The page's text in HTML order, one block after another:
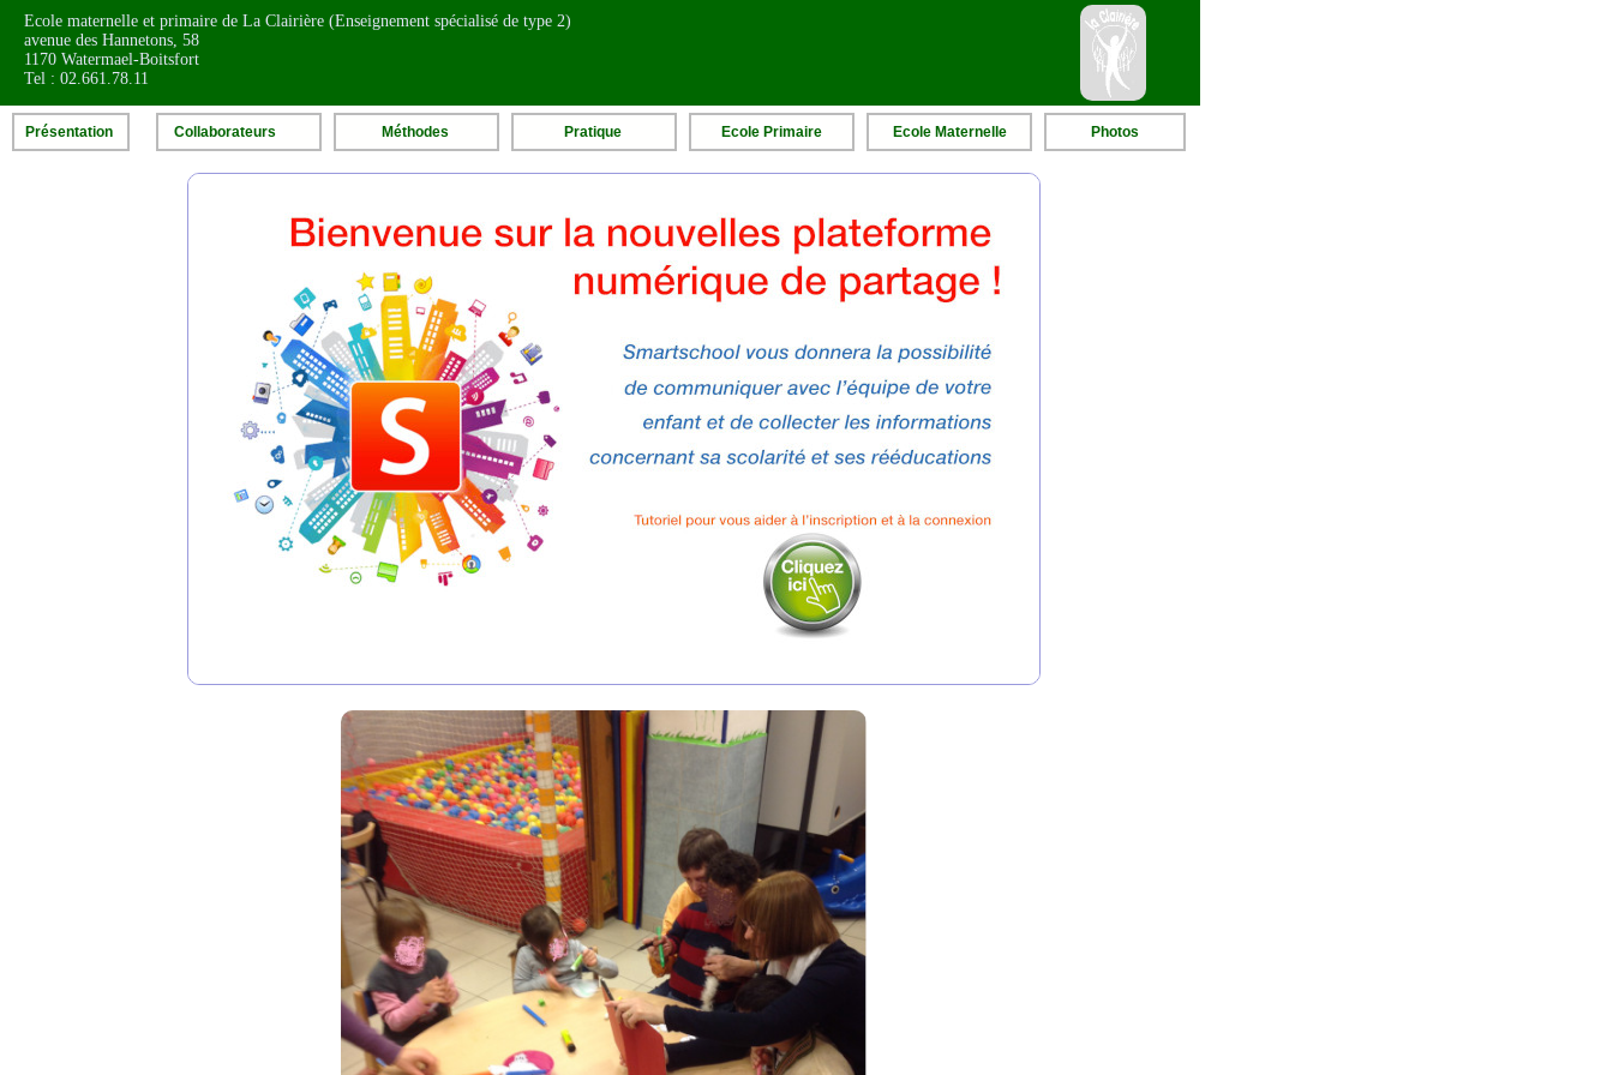
Présentation Collaborateurs Ecole Maternelle
Ecole Primaire
Méthodes Pratique
Ecole maternelle et primaire de La Clairière (Enseignement spécialisé de type 2)
avenue des Hannetons, 58
1170 Watermael-Boitsfort
Tel : 02.661.78.11
Photos